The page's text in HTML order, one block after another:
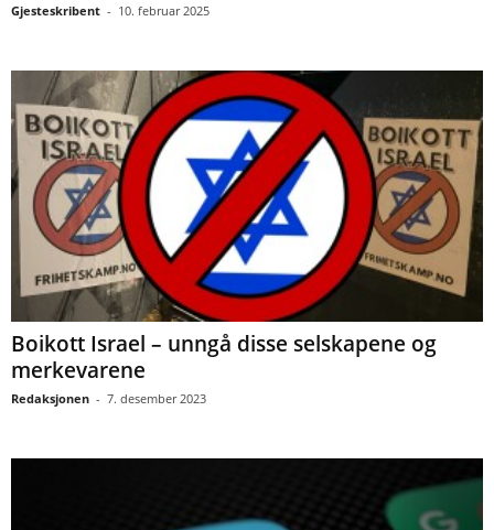
Gjesteskribent - 10. februar 2025
Boikott Israel – unngå disse selskapene og
merkevarene
Redaksjonen - 7. desember 2023